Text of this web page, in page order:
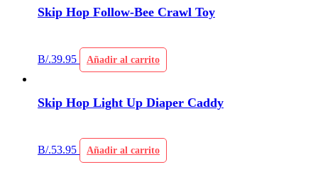
Skip Hop Follow-Bee Crawl Toy
B/.39.95 Añadir al carrito
Skip Hop Light Up Diaper Caddy
B/.53.95 Añadir al carrito